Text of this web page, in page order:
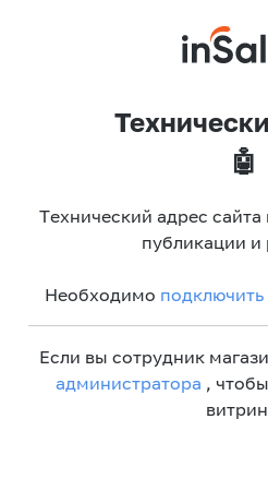
🤖
Технический адрес
публикации и
Необходимо
Если вы сотрудник
администратора ,